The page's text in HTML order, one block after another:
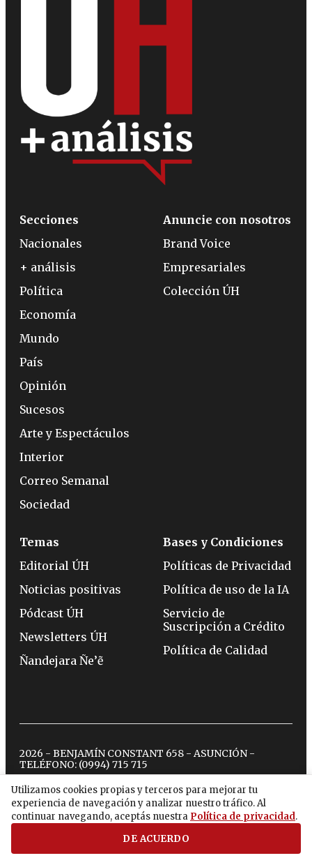
Utilizamos cookies propias y terceros para mejorar tu
experiencia de navegación y analizar nuestro tráfico. Al
continuar navegando, aceptás nuestra Política de privacidad.
DE ACUERDO
Secciones
Nacionales
+ análisis
Política
Economía
Mundo
País
Opinión
Sucesos
Arte y Espectáculos
Interior
Correo Semanal
Sociedad
Anuncie con nosotros
Brand Voice
Empresariales
Colección ÚH
Temas
Editorial ÚH
Noticias positivas
Pódcast ÚH
Newsletters ÚH
Ñandejara Ñe’ẽ
Bases y Condiciones
Políticas de Privacidad
Política de uso de la IA
Servicio de
Suscripción a Crédito
Política de Calidad
2026 - BENJAMÍN CONSTANT 658 - ASUNCIÓN -
TELÉFONO: (0994) 715 715
twitterinstagram
facebook
tiktokyoutubespotify